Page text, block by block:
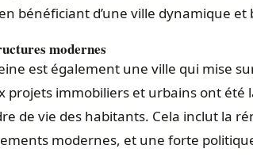
bénéficiant d’une ville dynamique et
modernes
est également une ville qui mise
projets immobiliers et urbains ont
de vie des habitants. Cela inclut la
modernes, et une forte